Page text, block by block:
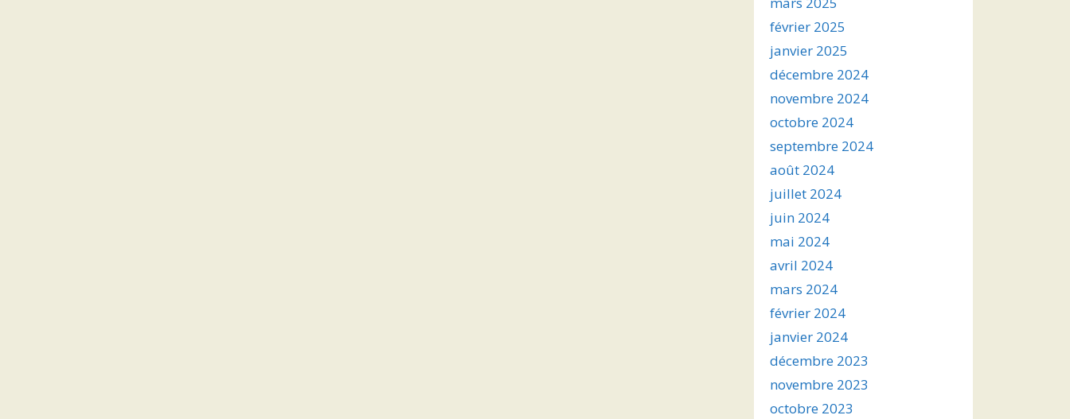
février 2025
janvier 2025
décembre 2024
novembre 2024
octobre 2024
septembre 2024
août 2024
juillet 2024
juin 2024
mai 2024
avril 2024
mars 2024
février 2024
janvier 2024
décembre 2023
novembre 2023
octobre 2023